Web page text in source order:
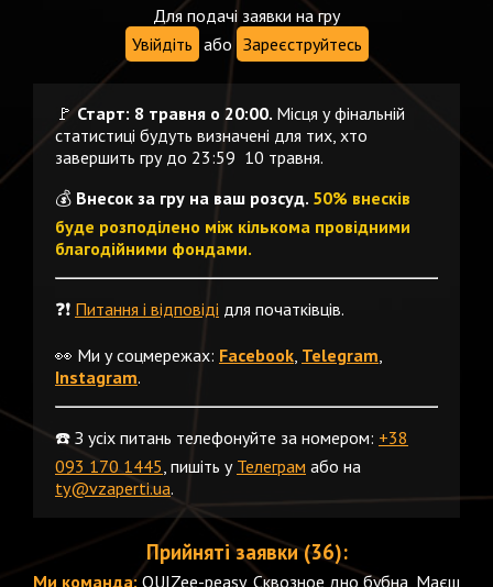
Для подачі заявки на гру
Увійдіть або Зареєструйтесь
🚩 Старт: 8 травня о 20:00. Місця у фінальній
статистиці будуть визначені для тих, хто
завершить гру до 23:59 10 травня.
💰 Внесок за гру на ваш розсуд. 50% внесків
буде розподілено між кількома провідними
благодійними фондами.
❓❗️ Питання і відповіді для початківців.
👀 Ми у соцмережах: Facebook, Telegram,
Instagram.
☎️ З усіх питань телефонуйте за номером: +38
093 170 1445, пишіть у Телеграм або на
ty@vzaperti.ua.
Прийняті заявки (36):
Ми команда:QUIZee-peasy, Сквозное дно бубна, Маєш